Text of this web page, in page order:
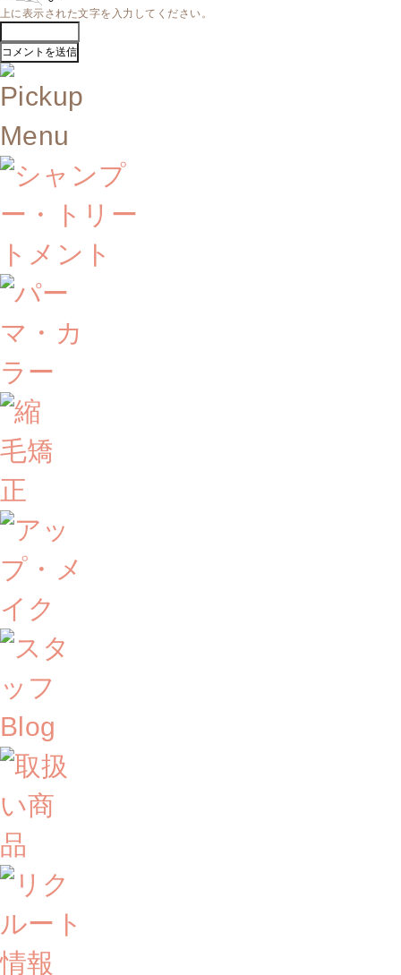
上に表示された文字を入力してください。